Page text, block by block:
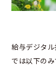
給与デジタ
では以下のみ